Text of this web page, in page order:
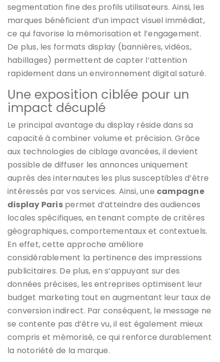
segmentation fine des profils utilisateurs. Ainsi, les
marques bénéficient d’un impact visuel immédiat,
ce qui favorise la mémorisation et l’engagement.
De plus, les formats display (bannières, vidéos,
habillages) permettent de capter l’attention
rapidement dans un environnement digital saturé.
Une exposition ciblée pour un
impact décuplé
Le principal avantage du display réside dans sa
capacité à combiner volume et précision. Grâce
aux technologies de ciblage avancées, il devient
possible de diffuser les annonces uniquement
auprès des internautes les plus susceptibles d’être
intéressés par vos services. Ainsi, une campagne
display Parispermet d’atteindre des audiences
locales spécifiques, en tenant compte de critères
géographiques, comportementaux et contextuels.
En effet, cette approche améliore
considérablement la pertinence des impressions
publicitaires. De plus, en s’appuyant sur des
données précises, les entreprises optimisent leur
budget marketing tout en augmentant leur taux de
conversion indirect. Par conséquent, le message ne
se contente pas d’être vu, il est également mieux
compris et mémorisé, ce qui renforce durablement
la notoriété de la marque.